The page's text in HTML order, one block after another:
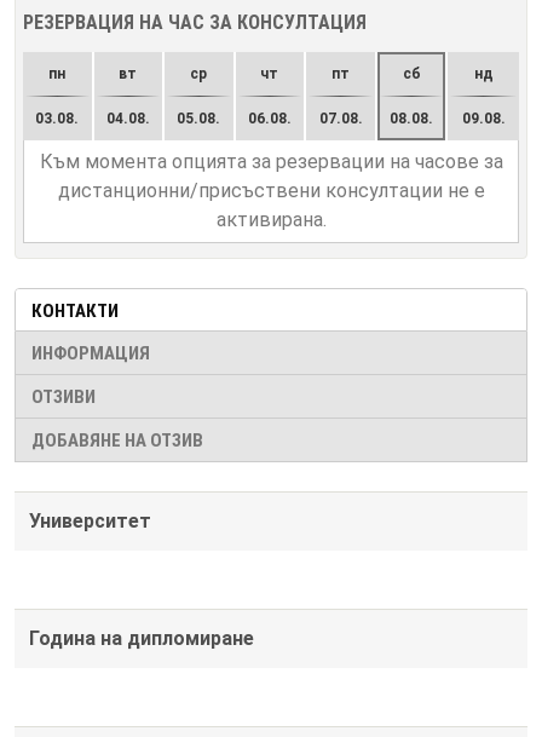
РЕЗЕРВАЦИЯ НА ЧАС ЗА КОНСУЛТАЦИЯ
пн
03.08.
вт
04.08.
ср
05.08.
чт
06.08.
пт
07.08.
сб
08.08.
нд
09.08.
Към момента опцията за резервации на часове за
дистанционни/присъствени консултации не е
активирана.
КОНТАКТИ
ИНФОРМАЦИЯ
ОТЗИВИ
ДОБАВЯНЕ НА ОТЗИВ
Университет
Година на дипломиране